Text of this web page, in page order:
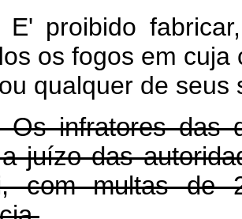
E' proibido
os fogos em
qualquer de seus
Os infratores das
juízo das
com multas de